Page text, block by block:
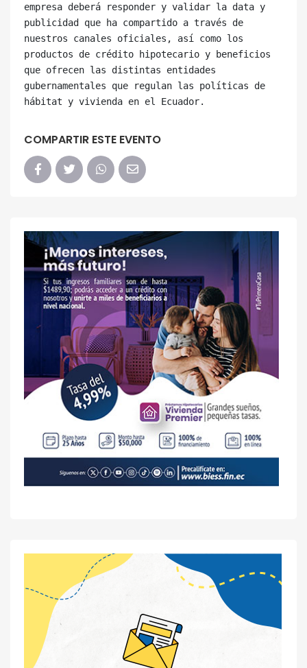
empresa deberá responder y validar la data y
publicidad que ha compartido a través de
nuestros canales oficiales, así como los
productos de crédito hipotecario y beneficios
que ofrecen las distintas entidades
gubernamentales que regulan las políticas de
COMPARTIR ESTE EVENTO